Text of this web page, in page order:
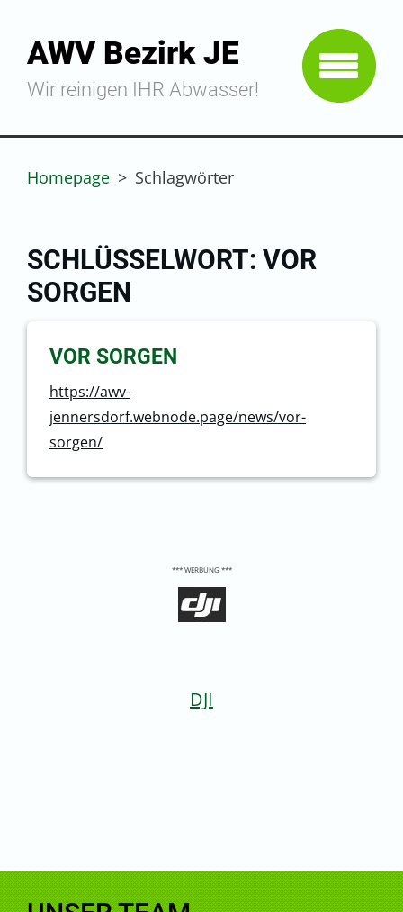
AWV Bezirk JE
Wir reinigen IHR Abwasser!
Homepage > Schlagwörter
SCHLÜSSELWORT: VOR
SORGEN
VOR SORGEN
https://awv-
jennersdorf.webnode.page/news/vor-
sorgen/
*** WERBUNG ***
DJI